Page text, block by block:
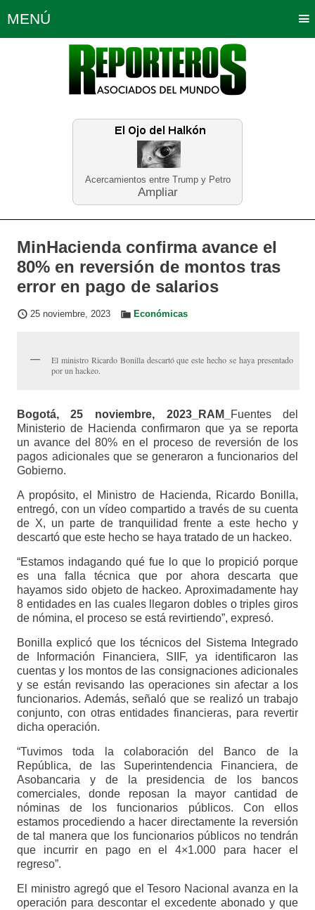
Acercamientos entre Trump y Petro
Ampliar
MENÚ
Política Opinión Bogotá
Planeta Tierra Deportes
Educación Neira
MinHacienda confirma avance el
80% en reversión de montos tras
error en pago de salarios
25 noviembre, 2023 Económicas
El ministro Ricardo Bonilla descartó que este hecho se haya presentado
por un hackeo.
Bogotá, 25 noviembre, 2023_RAM_
Fuentes del
Ministerio de Hacienda confirmaron que ya se reporta
un avance del 80% en el proceso de reversión de los
pagos adicionales que se generaron a funcionarios del
Gobierno.
A propósito, el Ministro de Hacienda, Ricardo Bonilla,
entregó, con un vídeo compartido a través de su cuenta
de X, un parte de tranquilidad frente a este hecho y
descartó que este hecho se haya tratado de un hackeo.
“Estamos indagando qué fue lo que lo propició porque
es una falla técnica que por ahora descarta que
hayamos sido objeto de hackeo. Aproximadamente hay
8 entidades en las cuales llegaron dobles o triples giros
de nómina, el proceso se está revirtiendo”, expresó.
Bonilla explicó que los técnicos del Sistema Integrado
de Información Financiera, SIIF, ya identificaron las
cuentas y los montos de las consignaciones adicionales
y se están revisando las operaciones sin afectar a los
funcionarios. Además, señaló que se realizó un trabajo
conjunto, con otras entidades financieras, para revertir
dicha operación.
“Tuvimos toda la colaboración del Banco de la
República, de las Superintendencia Financiera, de
Asobancaria y de la presidencia de los bancos
comerciales, donde reposan la mayor cantidad de
nóminas de los funcionarios públicos. Con ellos
estamos procediendo a hacer directamente la reversión
de tal manera que los funcionarios públicos no tendrán
que incurrir en pago en el 4×1.000 para hacer el
regreso”.
El ministro agregó que el Tesoro Nacional avanza en la
operación para descontar el excedente abonado y que